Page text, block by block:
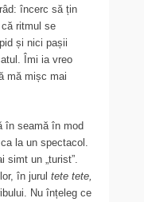
încerc să țin
ritmul se
și nici pașii
Îmi ia vreo
mă mișc mai
în seamă în mod
la un spectacol.
simt un „turist”.
în jurul tete tete,
Nu înțeleg ce